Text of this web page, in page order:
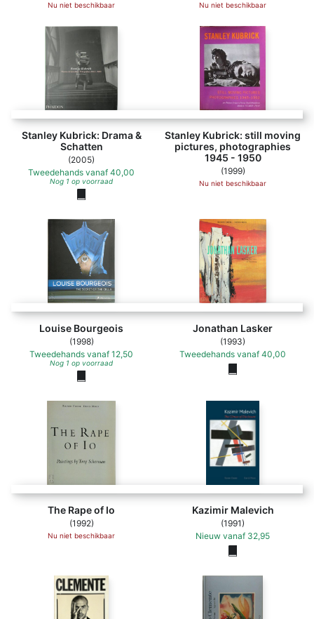
Nu niet beschikbaar Nu niet beschikbaar
Stanley Kubrick: Drama &
Schatten
(2005)
Tweedehands vanaf 40,00
Nog 1 op voorraad
Stanley Kubrick: still moving
pictures, photographies
1945 - 1950
(1999)
Nu niet beschikbaar
Louise Bourgeois
(1998)
Tweedehands vanaf 12,50
Nog 1 op voorraad
Jonathan Lasker
(1993)
Tweedehands vanaf 40,00
The Rape of Io
(1992)
Nu niet beschikbaar
Kazimir Malevich
(1991)
Nieuw vanaf 32,95